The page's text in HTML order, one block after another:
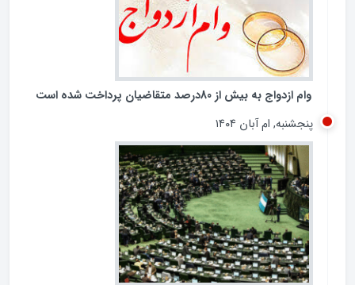
وام ازدواج به بیش از 80درصد متقاضیان پرداخت شده است
پنجشنبه, ام آبان ۱۴۰۴